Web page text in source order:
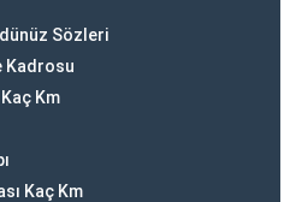
Sözleri
Kadrosu
Km
Kaç Km